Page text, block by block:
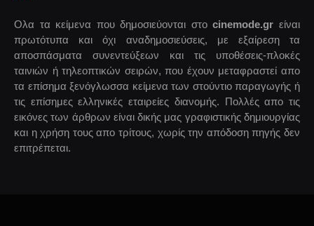
Ολα τα κείμενα που δημοσιεύονται στοcinemode.gr είναι
πρωτότυπα και όχι αναδημοσιεύσεις, με εξαίρεση τα
αποσπάσματα συνεντεύξεων και τις υποθέσεις-πλοκές
ταινιών ή τηλεοπτικών σειρών, που έχουν μεταφραστεί απο
τα επίσημα ξενόγλωσσα κείμενα των στούντιο παραγωγής ή
τις επίσημες ελληνικές εταιρείες διανομής. Πολλές απο τις
εικόνες των άρθρων είναι δικής μας γραφιστικής δημιουργίας
και η χρήση τους απο τρίτους, χωρίς την απόδοση πηγής δεν
επιτρέπεται.